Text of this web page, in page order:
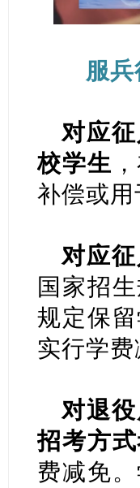
服
对应
校学生
补偿或
对应
国家招
规定保
实行学费
对退
招考方
费减免